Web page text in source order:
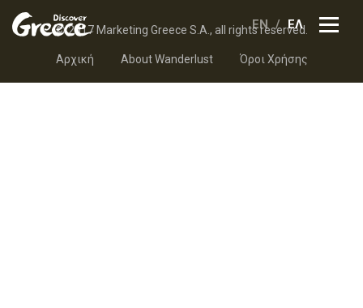
EN ΕΛ
© 2017 Marketing Greece S.A., all rights reserved.
Αρχική About Wanderlust Όροι Χρήσης